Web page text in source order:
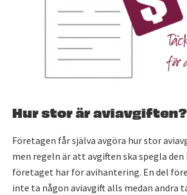
Hur stor är aviavgiften?
Företagen får själva avgöra hur stor
men regeln är att avgiften ska spegla
företaget har för avihantering. En del
inte ta någon aviavgift alls medan andra